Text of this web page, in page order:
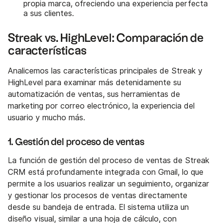
propia marca, ofreciendo una experiencia perfecta
a sus clientes.
Streak vs. HighLevel: Comparación de
características
Analicemos las características principales de Streak y
HighLevel para examinar más detenidamente su
automatización de ventas, sus herramientas de
marketing por correo electrónico, la experiencia del
usuario y mucho más.
1. Gestión del proceso de ventas
La función de gestión del proceso de ventas de Streak
CRM está profundamente integrada con Gmail, lo que
permite a los usuarios realizar un seguimiento, organizar
y gestionar los procesos de ventas directamente
desde su bandeja de entrada. El sistema utiliza un
diseño visual, similar a una hoja de cálculo, con